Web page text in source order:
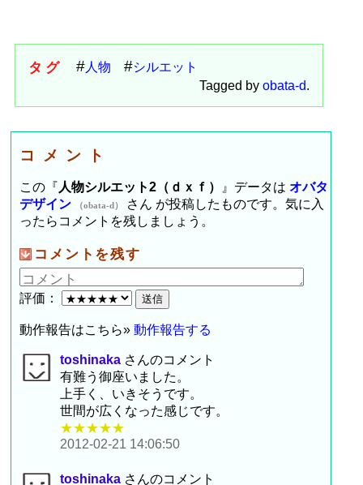
タグ 人物
シルエット
Tagged by obata-d.
コメント
この『 人物シルエット2（ｄｘｆ） 』データはオバタ
デザイン
（obata-d）
さん が投稿したものです。気に入
ったらコメントを残しましょう。
コメントを残す
評価：
動作報告はこちら»動作報告する
toshinaka さんのコメント
有難う御座いました。
上手く、いきそうです。
世間が広くなった感じです。
★★★★★
2012-02-21 14:06:50
toshinaka さんのコメント